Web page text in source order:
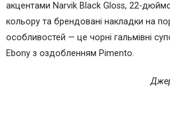
акцентами Narvik Black Gloss, 22-
кольору та брендовані накладки на
особливостей — це чорні гальмівні
Ebony з оздобленням Pimento.